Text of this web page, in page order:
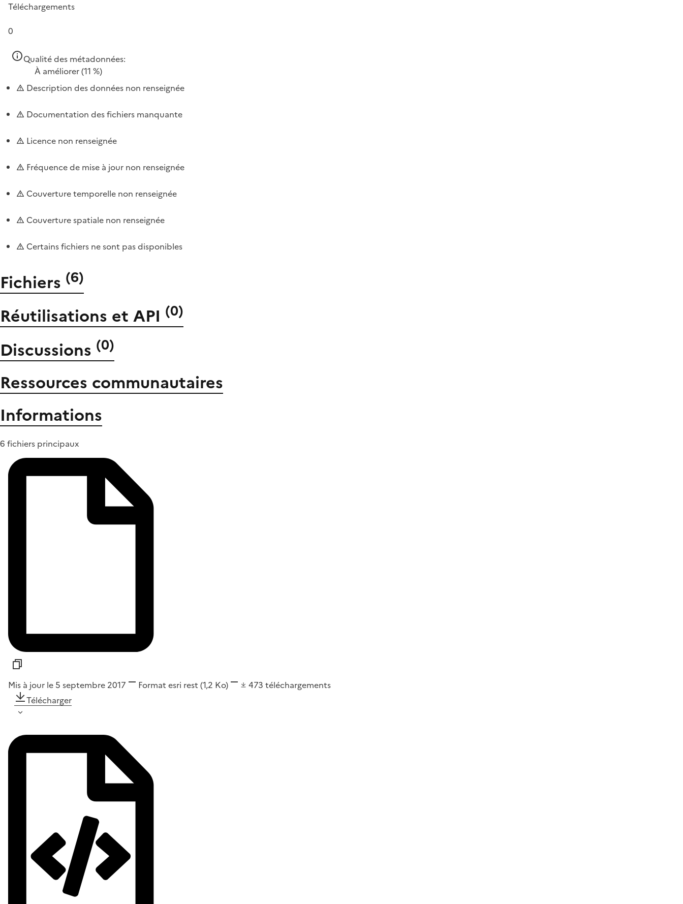
Téléchargements
0
Qualité des métadonnées:
À améliorer(11 %)
Description des données non renseignée
Documentation des fichiers manquante
Licence non renseignée
Fréquence de mise à jour non renseignée
Couverture temporelle non renseignée
Couverture spatiale non renseignée
Certains fichiers ne sont pas disponibles
Fichiers (6)
Réutilisations et API (0)
Discussions (0)
Ressources communautaires
Informations
6 fichiers principaux
Mis à jour le 5 septembre 2017 Format esri rest (1,2 Ko) 473 téléchargements
Télécharger